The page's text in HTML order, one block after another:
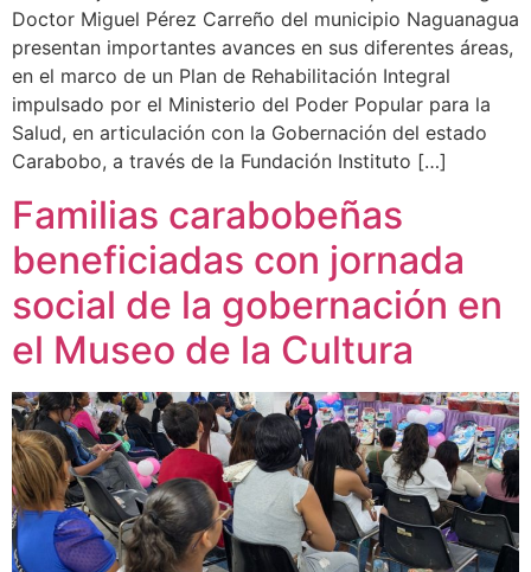
Doctor Miguel Pérez Carreño del municipio Naguanagua
presentan importantes avances en sus diferentes áreas,
en el marco de un Plan de Rehabilitación Integral
impulsado por el Ministerio del Poder Popular para la
Salud, en articulación con la Gobernación del estado
Carabobo, a través de la Fundación Instituto […]
Familias carabobeñas
beneficiadas con jornada
social de la gobernación en
el Museo de la Cultura